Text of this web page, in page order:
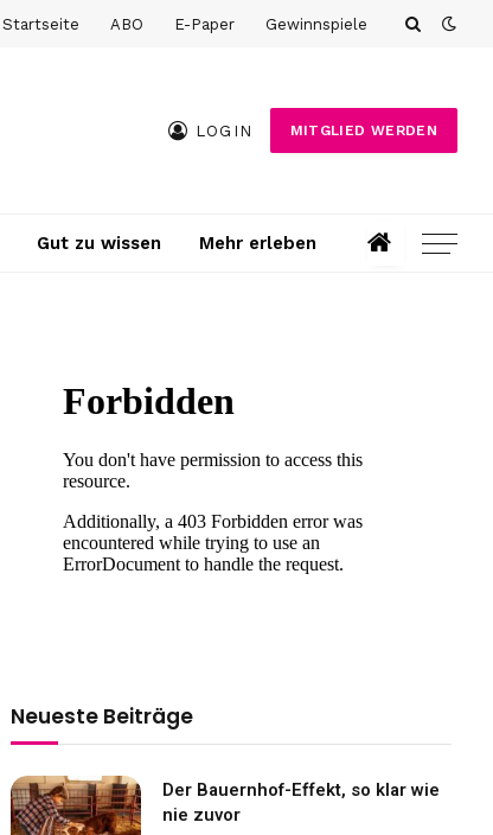
Startseite ABO E-Paper Gewinnspiele
LOGIN MITGLIED WERDEN
Gut zu wissen Mehr erleben
Neueste Beiträge
Der Bauernhof-Effekt, so klar wie
nie zuvor